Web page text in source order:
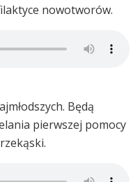
nowotworów.
Będą
pierwszej pomocy